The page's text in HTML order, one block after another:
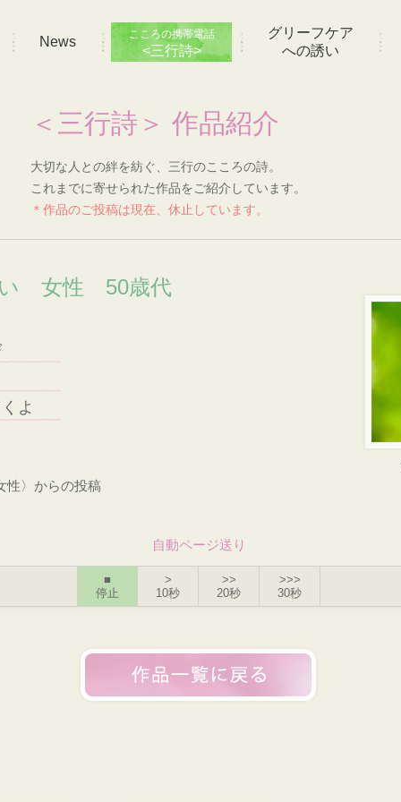
News こころの携帯電話
<三行詩>
グリーフケア
への誘い
＜三行詩＞ 作品紹介
大切な人との絆を紡ぐ、三行のこころの詩。
これまでに寄せられた作品をご紹介しています。
＊作品のご投稿は現在、休止しています。
い 女性 50歳代
よ
性〉からの投稿
自動ページ送り
■
停止
>
10秒
>>
20秒
>>>
30秒